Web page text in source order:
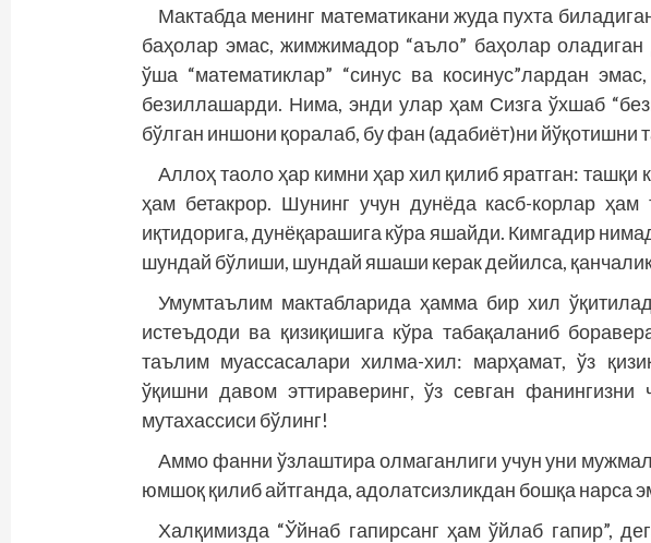
Мактабда менинг математикани жуда пухта
баҳолар эмас, жимжимадор “аъло” баҳолар
ўша “математиклар” “синус ва косинус”лардан
безиллашарди. Нима, энди улар ҳам Сизга ўхшаб
бўлган иншони қоралаб, бу фан (адабиёт)ни йўқотишни
Аллоҳ таоло ҳар кимни ҳар хил қилиб яратган: ташқи
ҳам бетакрор. Шунинг учун дунёда касб-корлар ҳам
иқтидорига, дунёқарашига кўра яшайди. Кимгадир
шундай бўлиши, шундай яшаши керак дейилса,
Умумтаълим мактабларида ҳамма бир хил
истеъдоди ва қизиқишига кўра табақаланиб
таълим муассасалари хилма-хил: марҳамат, ўз
ўқишни давом эттираверинг, ўз севган фанингизни
мутахассиси бўлинг!
Аммо фанни ўзлаштира олмаганлиги учун уни
юмшоқ қилиб айтганда, адолатсизликдан бошқа нарса
Халқимизда “Ўйнаб гапирсанг ҳам ўйлаб гапир”,